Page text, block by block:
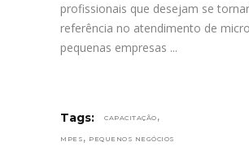
profissionais que desejam se tornar
referência no atendimento de
pequenas empresas
Tags: CAPACITAÇÃO ,
MPES , PEQUENOS NEGÓCIOS